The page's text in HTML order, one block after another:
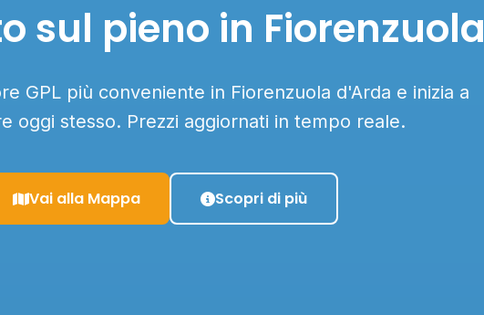
sul pieno in
GPL più conveniente in Fiorenzuola d'Arda e inizia a
oggi stesso. Prezzi aggiornati in tempo reale.
Vai alla Mappa Scopri di più